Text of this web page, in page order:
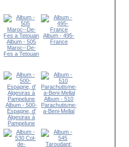
Album - 505
Maroc--De-
Fes a Tetouan
Album - 495-
France
Album - 500-
Espagne, d'
Algesiras à
Pampelune
Album - 510
Parachutisme-
a-Beni-Mellal